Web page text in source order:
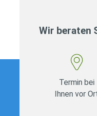
Wir beraten
Termin bei
Ihnen vor